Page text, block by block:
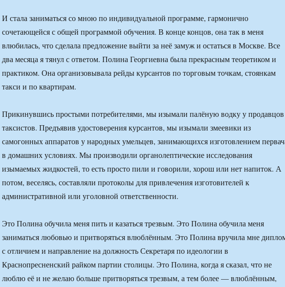
И стала заниматься со мною по индивидуальной программе, гармонично
сочетающейся с общей программой обучения. В конце концов, она так в меня
влюбилась, что сделала предложение выйти за неё замуж и остаться в Москве. Все
два месяца я тянул с ответом. Полина Георгиевна была прекрасным теоретиком и
практиком. Она организовывала рейды курсантов по торговым точкам, стоянкам
такси и по квартирам.
Прикинувшись простыми потребителями, мы изымали палёную водку у
таксистов. Предъявив удостоверения курсантов, мы изымали змеевики из
самогонных аппаратов у народных умельцев, занимающихся изготовлением
в домашних условиях. Мы производили органолептические исследования
изымаемых жидкостей, то есть просто пили и говорили, хорош или нет напиток. А
потом, веселясь, составляли протоколы для привлечения изготовителей к
административной или уголовной ответственности.
Это Полина обучила меня пить и казаться трезвым. Это Полина обучила меня
заниматься любовью и притворяться влюблённым. Это Полина вручила мне
с отличием и направление на должность Секретаря по идеологии в
Краснопресненский райком партии столицы. Это Полина, когда я сказал, что не
люблю её и не желаю больше притворяться трезвым, а тем более — влюблённым,